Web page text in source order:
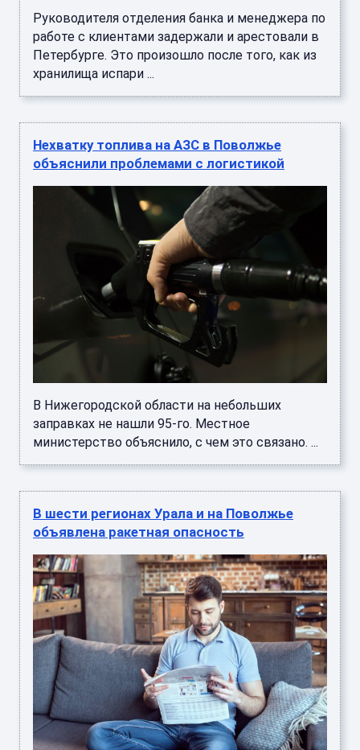
Руководителя отделения банка и менеджера по
работе с клиентами задержали и арестовали в
Петербурге. Это произошло после того, как из
хранилища испари ...
Нехватку топлива на АЗС в Поволжье
объяснили проблемами с логистикой
В Нижегородской области на небольших
заправках не нашли 95-го. Местное
министерство объяснило, с чем это связано. ...
В шести регионах Урала и на Поволжье
объявлена ракетная опасность